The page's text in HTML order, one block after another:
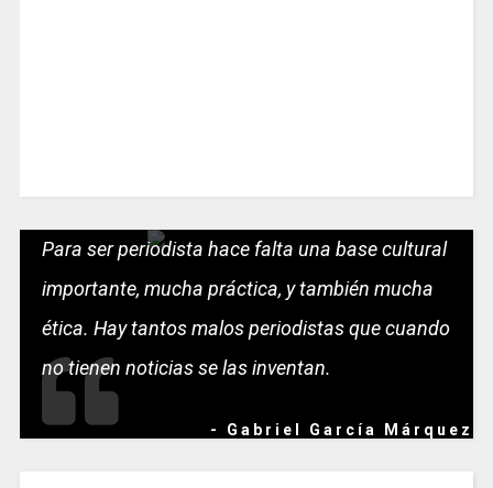
Para ser periodista hace falta una base cultural
importante, mucha práctica, y también mucha
ética. Hay tantos malos periodistas que cuando
no tienen noticias se las inventan.
- Gabriel García Márquez